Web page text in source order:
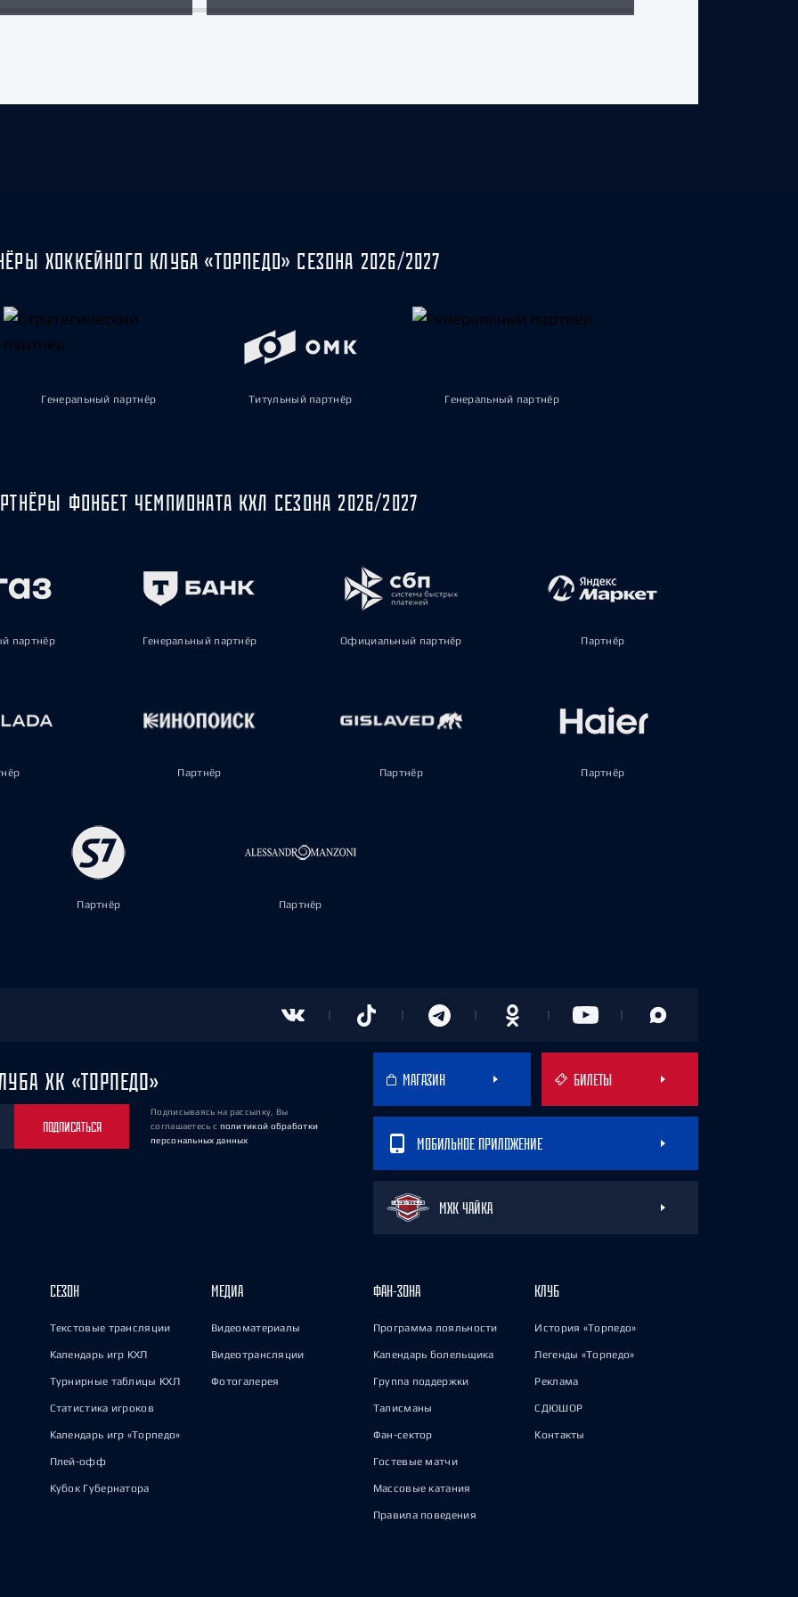
ХОККЕЙНОГО КЛУБА «ТОРПЕДО» СЕЗОНА 2026/2027
Генеральный партнёр Титульный партнёр Генеральный партнёр
ФОНБЕТ ЧЕМПИОНАТА КХЛ СЕЗОНА 2026/2027
партнёр Генеральный партнёр Официальный партнёр Партнёр
Партнёр Партнёр Партнёр
Партнёр Партнёр
ХК «ТОРПЕДО»
ПОДПИСАТЬСЯ
Подписываясь на рассылку, Вы
соглашаетесь с политикой обработки
персональных данных
МАГАЗИН БИЛЕТЫ
МОБИЛЬНОЕ ПРИЛОЖЕНИЕ
МХК ЧАЙКА
СЕЗОН
Текстовые трансляции
Календарь игр КХЛ
Турнирные таблицы КХЛ
Статистика игроков
Календарь игр «Торпедо»
Плей-офф
Кубок Губернатора
МЕДИА
Видеоматериалы
Видеотрансляции
Фотогалерея
ФАН-ЗОНА
Программа лояльности
Календарь болельщика
Группа поддержки
Талисманы
Фан-сектор
Гостевые матчи
Массовые катания
Правила поведения
КЛУБ
История «Торпедо»
Легенды «Торпедо»
Реклама
СДЮШОР
Контакты